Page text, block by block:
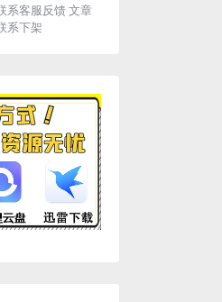
系客服反馈 文章
系下架